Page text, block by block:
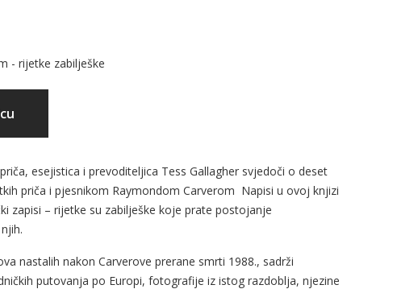
- rijetke zabilješke
esejistica i prevoditeljica Tess Gallagher svjedoči o deset
priča i pjesnikom Raymondom Carverom Napisi u ovoj knjizi
zapisi – rijetke su zabilješke koje prate postojanje
nastalih nakon Carverove prerane smrti 1988., sadrži
putovanja po Europi, fotografije iz istog razdoblja, njezine